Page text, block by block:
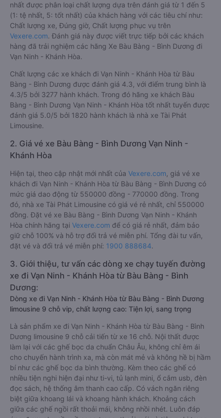
nhất được phân loại chất lượng dựa trên đánh giá từ 1 đến 5
(1: tệ nhất, 5: tốt nhất) của khách hàng với các tiêu chí như:
Chất lượng xe, Đúng giờ, Chất lượng phục vụ trên
Vexere.com. Đánh giá này được viết trực tiếp bởi các khách
hàng đã trải nghiệm các hãng Xe Bàu Bàng - Bình Dương đi
Vạn Ninh - Khánh Hòa.
Chất lượng các xe khách đi Vạn Ninh - Khánh Hòa từ Bàu
Bàng - Bình Dương được đánh giá 4.3, với điểm trung bình là
4.3/5 bởi 3277 hành khách. Trong đó hãng xe khách Bàu
Bàng - Bình Dương Vạn Ninh - Khánh Hòa tốt nhất tuyến được
đánh giá 5.0/5 bởi 1820 hành khách là nhà xe Tài Phát
Limousine.
2. Giá vé xe Bàu Bàng - Bình Dương Vạn Ninh -
Khánh Hòa
Hiện tại, theo cập nhật mới nhất của Vexere.com , giá vé xe
khách đi Vạn Ninh - Khánh Hòa từ Bàu Bàng - Bình Dương có
mức giá dao động từ 550000 đồng - 770000 đồng. Trong
đó, nhà xe Tài Phát Limousine có giá vé rẻ nhất, chỉ 550000
đồng. Đặt vé xe Bàu Bàng - Bình Dương Vạn Ninh - Khánh
Hòa chính hãng tại Vexere.com để có giá rẻ nhất, đảm bảo
giữ chỗ 100% và hỗ trợ đổi trả vé miễn phí. Tổng đài tư vấn,
đặt vé và đổi trả vé miễn phí: 1900 888684.
3. Giới thiệu, tư vấn các dòng xe chạy tuyến đường
xe đi Vạn Ninh - Khánh Hòa từ Bàu Bàng - Bình
Dương:
Dòng xe đi Vạn Ninh - Khánh Hòa từ Bàu Bàng - Bình Dương
limousine 9 chỗ vip, chất lượng cao: Tiện lợi, sang trọng
Là sản phẩm xe đi Vạn Ninh - Khánh Hòa từ Bàu Bàng - Bình
Dương limousine 9 chỗ cải tiến từ xe 16 chỗ. Nội thất được
làm lại với các ghế bọc da chuẩn Châu Âu, không chỉ êm ái
cho chuyến hành trình xa, mà còn mát mẻ và không hề bị hầm
bí như các ghế bọc da bình thường. Kèm theo các ghế có
nhiều tiện nghi hiện đại như ti-vi, tủ lạnh mini, ổ cắm usb, đèn
đọc sách, hệ thống âm thanh cao cấp. Có vách ngăn riêng
biệt giữa khoang lái và khoang hành khách. Khoảng cách
giữa các ghế ngồi rất thoải mái, không nhồi nhét. Luôn đáp